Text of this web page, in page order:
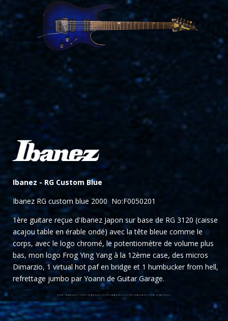
Ibanez -RG Custom Blue
Ibanez RG custom blue 2000 No:F0050201
1ère guitare reçue d'Ibanez Japon sur base de RG 3120 (caisse
acajou table en érable ondé) avec la tête bleue comme le
corps, avec le logo chromé, le potentiomètre de volume plus
bas, mon logo Frog Ying Yang à la 12ème case, des micros
Dimarzio, 1 virtual hot paf en bridge et 1 humbucker from hell,
refrettage jumbo par Yoann de Guitar Garage.